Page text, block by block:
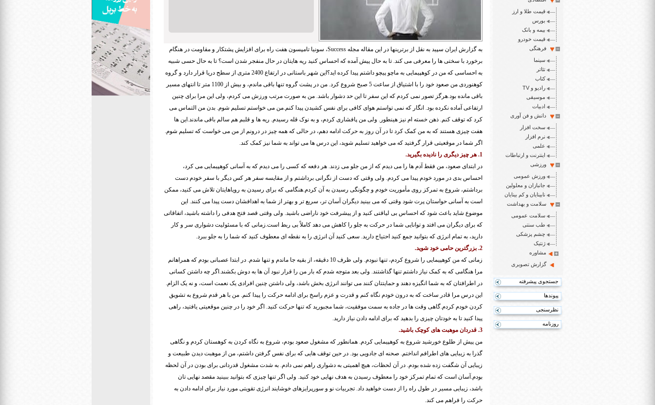
قیمت طلا و ارز
بورس
بیمه و بانک
قیمت خودرو
فرهنگی
سینما
تئاتر
کتاب
رادیو و TV
موسیقی
ادبیات
دانش و فن آوری
سخت افزار
نرم افزار
علمی
اینترنت و ارتباطات
ورزشی
ورزش عمومی
جانبازان و معلولین
نابینایان و کم بینایان
سلامت و بهداشت
سلامت عمومی
طب سنتی
چشم پزشکی
ژنتیک
مشاوره
گزارش تصویری
جستجوی پیشرفته
پیوندها
نظرسنجی
روزنامه
به گزارش ایران سپید به نقل از برترینها در این مقاله مجله Success، سونیا تامپسون هفت راه برای افزایش پشتکار و مقاومت در هنگام
برخورد با سختی ها را معرفی می کند. تا به حال پیش آمده که احساس کنید ریه هایتان در حال منفجر شدن است؟ تا به حال حسی شبیه
به احساسی که من در کوهپیمایی به ماچو پیچو داشتم پیدا کرده اید؟این شهر باستانی در ارتفاع 2400 متری از سطح دریا قرار دارد و گروه
کوهنوردی من صعود خود را با اشتیاق از ساعت 5 صبح شروع کرد. من در پشت گروه تنها باقی ماندم، و بیش از 1100 متر تا انتهای مسیر
باقی مانده بود.هرگز تصور نمی کردم که این سفر تا این حد دشوار باشد. من به صورت مرتب ورزش می کردم، ولی این مرا برای چنین
ارتفاعی آماده نکرده بود. انگار که نمی تواستم هوای کافی برای نفس کشیدن پیدا کنم.من می خواستم تسلیم شوم. بدن من التماس می
کرد که توقف کنم. ذهن خسته ام نیز هینطور. ولی من پافشاری کردم، و به نوک قله رسیدم. ریه ها و قلبم هم سالم باقی ماندند.این ها
هفت چیزی هستند که به من کمک کرد تا در آن روز به حرکت ادامه دهم، در حالی که همه چیز در درونم از من می خواست که تسلیم شوم.
اگر شما در موقعیتی قرار گرفتید که می خواهید تسلیم شوید، این درس ها می تواند به شما نیز کمک کند.
1. هر چیز دیگری را نادیده بگیرید.
در ابتدای صعود، من فقط آدم ها را می دیدم که از من جلو می زدند. هر دفعه که کسی را می دیدم که به آسانی کوهپیمایی می کرد،
احساس بدی در مورد خودم پیدا می کردم. ولی وقتی که دست از نگرانی برداشتم و از مقایسه سفر هر کس دیگر با سفر خودم دست
برداشتم، شروع به تمرکز روی مأموریت خودم و چگونگی رسیدن به آن کردم.هنگامی که برای رسیدن به رویاهایتان تلاش می کنید، ممکن
است به آسانی حواستان پرت شود وقتی که می بینید دیگران آسان تر، سریع تر و بهتر از شما به اهدافشان دست پیدا می کنند. این
موضوع شاید باعث شود که احساس بی لیاقتی کنید و از پیشرفت خود ناراضی باشید. ولی وقتی قصد فتح هدفی را داشته باشید، اتفاقاتی
که برای دیگران می افتد و توانایی شما در حرکت به جلو را کاهش می دهد کاملاً بی ربط است.زمانی که با مسئولیت دشواری سر و کار
دارید، به تمام انرژی که بتوانید جمع کنید احتیاج دارید. سعی کنید آن انرژی را به نقطه ای معطوف کنید که شما را به جلو ببرد.
2. بزرگترین حامی خود شوید.
زمانی که من کوهپیمایی را شروع کردم، تنها نبودم. ولی ظرف 10 دقیقه، از بقیه جا ماندم و تنها شدم. در ابتدا عصبانی بودم که همراهانم
مرا هنگامی که به کمک نیاز داشتم تنها گذاشتند. ولی بعد متوجه شدم که بار من را قرار نبود آن ها به دوش بکشند.اگر چه داشتن کسانی
در اطرافتان که به شما انگیزه دهند و حمایتتان کنند می توانند انرژی بخش باشد، ولی داشتن چنین افرادی یک نعمت است، و نه یک الزام.
این درس مرا قادر ساخت که به درون خودم نگاه کنم و قدرت و عزم راسخ برای ادامه حرکت را پیدا کنم. من با هر قدم شروع به تشویق
کردن خودم کردم.گاهی وقت ها در جاده به سمت موفقیت، شما مجبورید که تنها حرکت کنید. اگر خود را در چنین موقعیتی یافتید، راهی
پیدا کنید تا به خودتان چیزی را بدهید که برای ادامه دادن نیاز دارید.
3. قدردان موهبت های کوچک باشید.
من پیش از طلوع خورشید شروع به کوهپیمایی کردم. همانطور که مشغول صعود بودم، شروع به نگاه کردن به کوهستان کردم و نگاهی
گذرا به زیبایی های اطرافم انداختم. صحنه ای جادویی بود. در حین توقف هایی که برای نفس گرفتن داشتم، من از موهبت دیدن طبیعت و
زیبایی آن شگفت زده شده بودم. در آن لحظات، هیچ اهمیتی به دشواری راهم نمی دادم. به شدت مشغول قدردانی برای بودن در آن لحظه
بودم.آسان است که تمام تمرکز خود را معطوف رسیدن به هدف نهایی خود کنید. ولی اگر تنها چیزی که بتوانید ببینید مقصد نهایی تان
باشد، زیبایی مسیر در طول راه را از دست خواهید داد. تجربیات نو و سورپرایزهای خوشایند انرژی تقویتی مورد نیاز برای ادامه دادن به
حرکت را فراهم می کند.